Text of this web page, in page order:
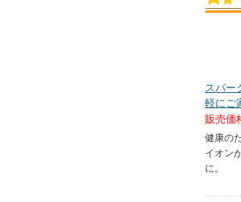
スパー
軽にご
販売価
健康の
イオン
に。